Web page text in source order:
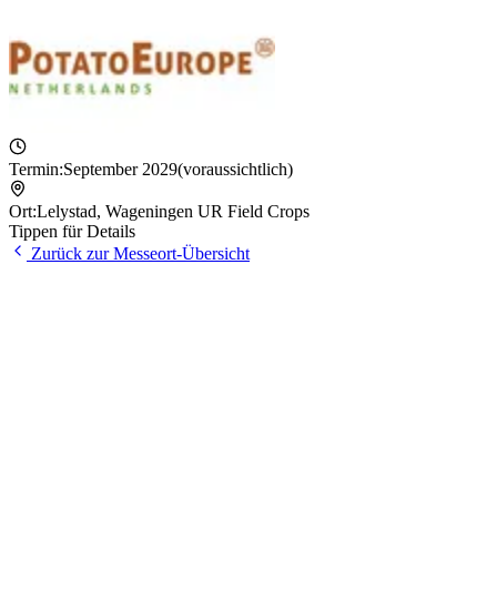
Termin:September 2029(voraussichtlich)
Ort:Lelystad, Wageningen UR Field Crops
Tippen für Details
Zurück zur Messeort-Übersicht